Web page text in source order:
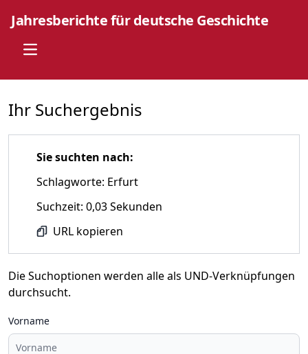
Jahresberichte für deutsche Geschichte
Open main menu
Ihr Suchergebnis
Sie suchten nach:
Schlagworte: Erfurt
Suchzeit: 0,03 Sekunden
URL kopieren
Die Suchoptionen werden alle als UND-Verknüpfungen
durchsucht.
Vorname